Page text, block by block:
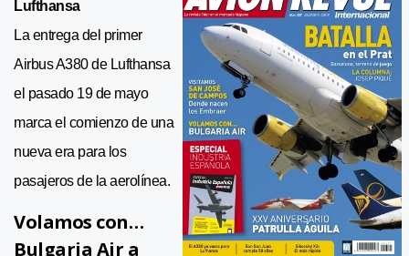
Lufthansa
La entrega del primer
Airbus A380 de Lufthansa
el pasado 19 de mayo
marca el comienzo de una
nueva era para los
pasajeros de la aerolínea.
Volamos con…
Bulgaria Air a